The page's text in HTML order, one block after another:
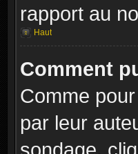
rapport au
Haut
Comment
Comme
par leur